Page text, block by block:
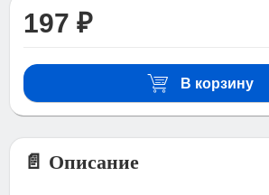
197 ₽
В корзину
📄 Описание